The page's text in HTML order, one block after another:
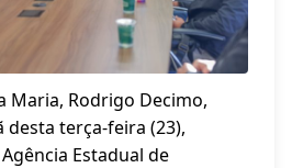
Maria, Rodrigo Decimo,
desta terça-feira (23),
Estadual de